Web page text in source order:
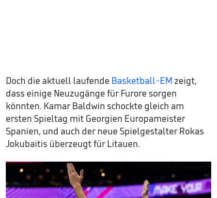
Doch die aktuell laufende Basketball-EM zeigt,
dass einige Neuzugänge für Furore sorgen
könnten. Kamar Baldwin schockte gleich am
ersten Spieltag mit Georgien Europameister
Spanien, und auch der neue Spielgestalter Rokas
Jokubaitis überzeugt für Litauen.